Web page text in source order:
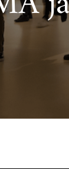
L’heure du
et de
une